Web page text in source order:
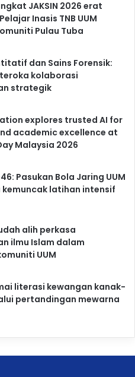
JAKSIN 2026 erat
Inasis TNB UUM
Pulau Tuba
dan Sains Forensik:
teroka kolaborasi
strategik
explores trusted AI for
academic excellence at
Malaysia 2026
46: Pasukan Bola Jaring UUM
latihan intensif
alih perkasa
ilmu Islam dalam
UUM
literasi kewangan kanak-
pertandingan mewarna